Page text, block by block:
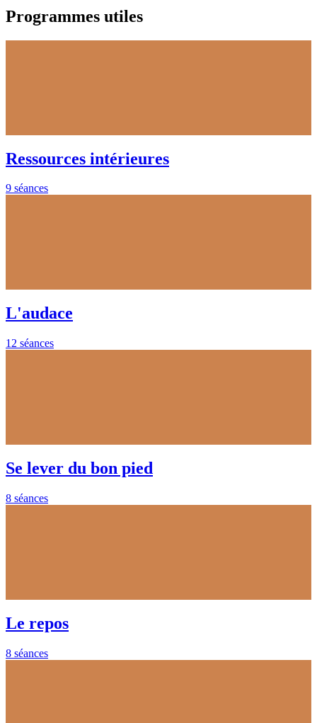
Programmes utiles
Ressources intérieures
9 séances
L'audace
12 séances
Se lever du bon pied
8 séances
Le repos
8 séances